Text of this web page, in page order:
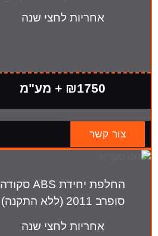
אחריות לחצי שנה
₪1750 + מע"מ
צור קשר
החלפת יחידת ABS סקודה
סופרב 2011 (ללא התקנה)
אחריות לחצי שנה